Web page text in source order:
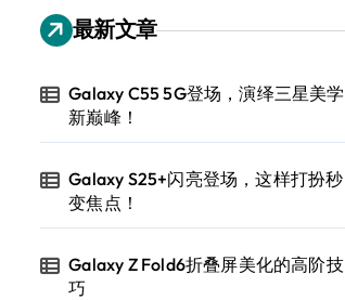
最新文章
Galaxy C55 5G登场，演绎三星美学
新巅峰！
Galaxy S25+闪亮登场，这样打扮秒
变焦点！
Galaxy Z Fold6折叠屏美化的高阶技
巧